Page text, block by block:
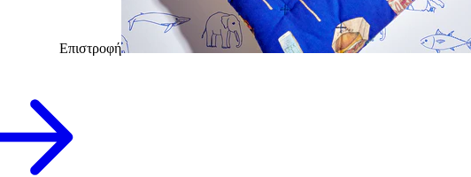
Επιστροφή